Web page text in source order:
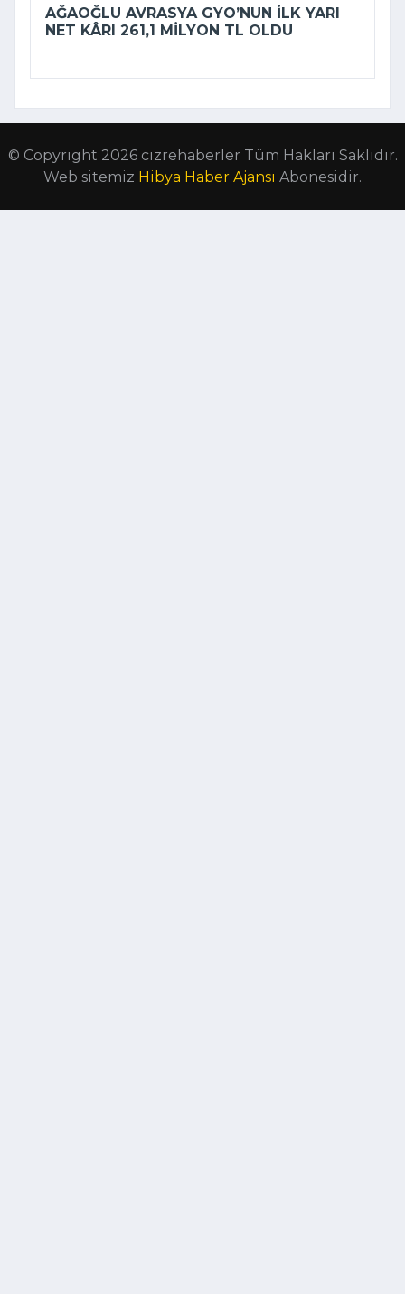
AĞAOĞLU AVRASYA GYO’NUN ILK YARI
NET KÂRI 261,1 MILYON TL OLDU
© Copyright 2026 cizrehaberler Tüm Hakları Saklıdır.
Web sitemiz Hibya Haber Ajansı Abonesidir.